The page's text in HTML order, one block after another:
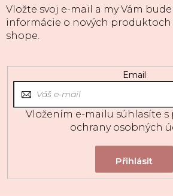
Vložte svoj e-mail a my Vám
informácie o nových produktoch
shope.
Email
Vložením e-mailu súhlasíte s
ochrany osobných